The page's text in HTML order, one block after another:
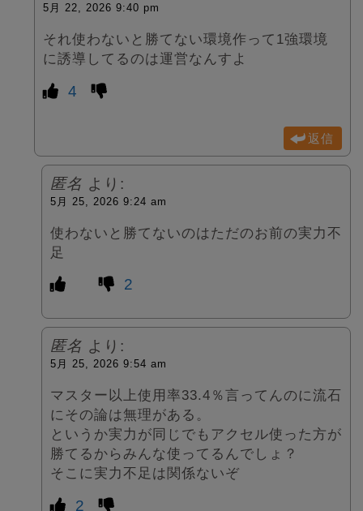
5月 22, 2026 9:40 pm
それ使わないと勝てない環境作って1強環境
に誘導してるのは運営なんすよ
4
返信
匿名 より:
5月 25, 2026 9:24 am
使わないと勝てないのはただのお前の実力不
足
2
匿名 より:
5月 25, 2026 9:54 am
マスター以上使用率33.4％言ってんのに流石
にその論は無理がある。
というか実力が同じでもアクセル使った方が
勝てるからみんな使ってるんでしょ？
そこに実力不足は関係ないぞ
2